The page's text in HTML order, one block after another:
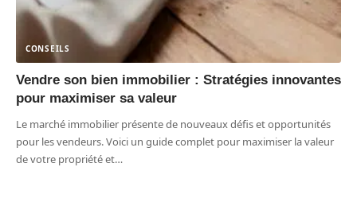
CONSEILS
Vendre son bien immobilier : Stratégies innovantes
pour maximiser sa valeur
Le marché immobilier présente de nouveaux défis et opportunités
pour les vendeurs. Voici un guide complet pour maximiser la valeur
de votre propriété et…